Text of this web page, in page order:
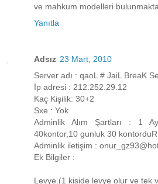
ve mahkum modelleri
Yanıtla
Adsız 23 Mart, 2010
Server adı : qaoL # JaiL BreaK
İp adresi : 212.252.29.12
Kaç Kişilik: 30+2
Sxe : Yok
Adminlik Alım Şartları : 1
40kontor,10 gunluk 30
Adminlik iletişim :
Ek Bilgiler :
Levye.(1 kiside levye olur ve tek